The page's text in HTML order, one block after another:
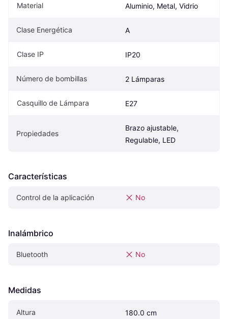
Material Aluminio, Metal, Vidrio
Clase Energética A
Clase IP IP20
Número de bombillas 2 Lámparas
Casquillo de Lámpara E27
Propiedades
Brazo ajustable,
Regulable, LED
Características
Control de la aplicación No
Inalámbrico
Bluetooth No
Medidas
Altura 180.0 cm